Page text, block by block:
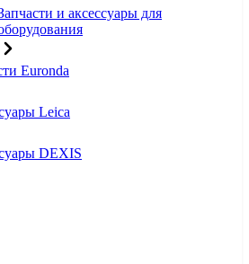
и аксессуары для
Euronda
Leica
DEXIS